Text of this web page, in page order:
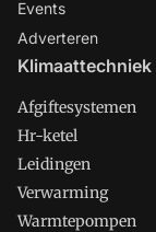
Events
Adverteren
Klimaattechniek
Afgiftesystemen
Hr-ketel
Leidingen
Verwarming
Warmtepompen